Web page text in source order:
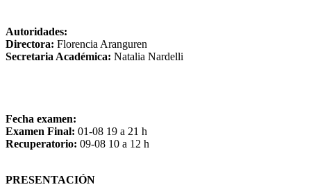
Autoridades:
Directora: Florencia Aranguren
Secretaria Académica: Natalia Nardelli
Fecha examen:
Examen Final: 01-08 19 a 21 h
Recuperatorio: 09-08 10 a 12 h
PRESENTACIÓN